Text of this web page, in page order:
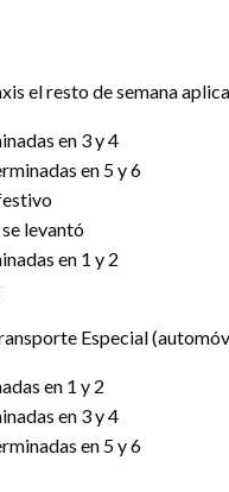
el resto de semana
en 3 y 4
en 5 y 6
levantó
en 1 y 2
Especial
en 1 y 2
en 3 y 4
en 5 y 6